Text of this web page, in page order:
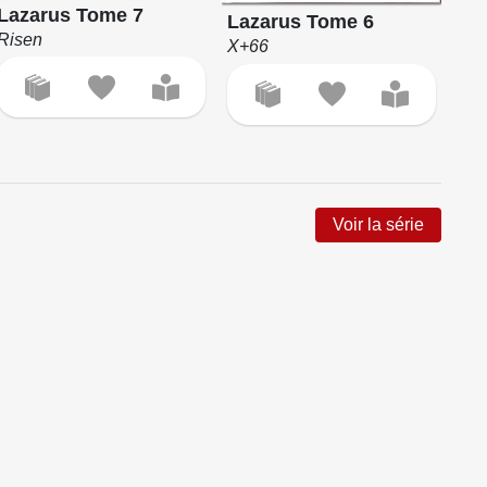
Tome 7 Lazarus Tome 6
X+66
Voir la série